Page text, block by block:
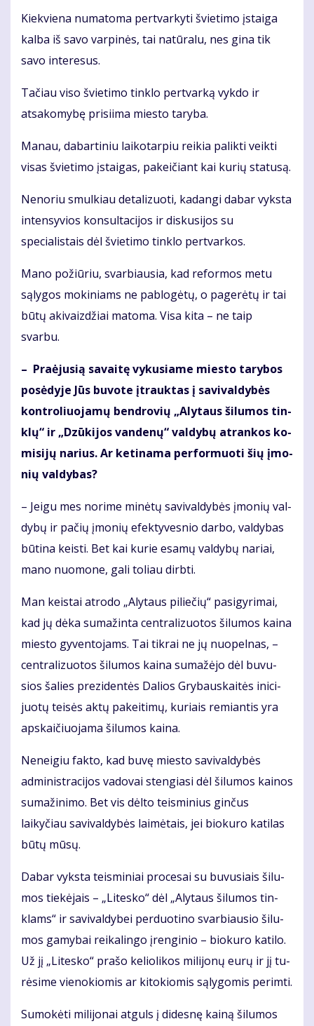
Kiek­vie­na nu­ma­to­ma per­tvar­ky­ti švie­ti­mo įstai­ga
kal­ba iš sa­vo var­pi­nės, tai natūralu, nes gina tik
savo interesus.
Tačiau viso švietimo tinklo pertvarką vykdo ir
atsakomybę prisiima miesto taryba.
Manau, dabartiniu laikotarpiu reikia palikti veikti
visas švietimo įstaigas, pakeičiant kai kurių statusą.
Nenoriu smulkiau detalizuoti, kadangi dabar vyksta
intensyvios konsultacijos ir diskusijos su
specialistais dėl švietimo tinklo pertvarkos.
Mano požiūriu, svarbiausia, kad reformos metu
sąlygos mokiniams ne pablogėtų, o pagerėtų ir tai
būtų akivaizdžiai matoma. Visa kita – ne taip
svarbu.
– Pra­ėju­sią sa­vai­tę vy­ku­sia­me mies­to ta­ry­bos
po­sė­dy­je Jūs bu­vo­te įtrauk­tas į sa­vi­val­dy­bės
kon­tro­liuo­ja­mų ben­dro­vių „Aly­taus ši­lu­mos tin­
klų“ ir „Dzū­ki­jos van­de­nų“ val­dy­bų at­ran­kos ko­
mi­si­jų na­rius. Ar ke­ti­na­ma per­for­muo­ti šių įmo­
nių val­dy­bas?
– Jei­gu mes no­ri­me mi­nė­tų sa­vi­val­dy­bės įmo­nių val­
dy­bų ir pačių įmonių efek­ty­ves­nio dar­bo, val­dybas
būtina keis­ti. Bet kai kurie esamų valdybų nariai,
mano nuomone, gali toliau dirbti.
Man keis­tai at­ro­do „Aly­taus pi­lie­čių“ pa­si­gy­ri­mai,
kad jų dė­ka su­ma­žin­ta cen­tra­li­zuo­tos ši­lu­mos kai­na
mies­to gy­ven­to­jams. Tai tik­rai ne jų nuo­pel­nas, –
cen­tra­li­zuo­tos ši­lu­mos kai­na su­ma­žė­jo dėl bu­vu­
sios ša­lies pre­zi­den­tės Da­lios Gry­baus­kai­tės ini­ci­
juo­tų tei­sės ak­tų pa­kei­ti­mų, ku­riais re­mian­tis yra
ap­skai­čiuo­ja­ma ši­lu­mos kai­na.
Neneigiu fakto, kad buvę miesto savivaldybės
administracijos vadovai stengiasi dėl šilumos kainos
sumažinimo. Bet vis dėlto teisminius ginčus
laikyčiau savi­valdybės laimėtais, jei biokuro katilas
būtų mūsų.
Da­bar vyks­ta teis­mi­niai pro­ce­sai su bu­vu­siais ši­lu­
mos tie­kė­jais – „Li­tes­ko“ dėl „Aly­taus ši­lu­mos tin­
klams“ ir sa­vi­val­dy­bei per­duo­ti­no svar­biau­sio ši­lu­
mos ga­my­bai rei­ka­lin­go įren­gi­nio – bio­ku­ro ka­ti­lo.
Už jį „Li­tes­ko“ pra­šo ke­lio­li­kos mi­li­jo­nų eu­rų ir jį tu­
rė­si­me vie­no­kio­mis ar ki­to­kio­mis są­ly­go­mis per­im­ti.
Su­mo­kė­ti mi­li­jo­nai at­guls į di­des­nę kai­ną ši­lu­mos